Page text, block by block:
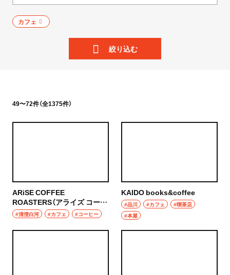
青森県
岩手県
山形県
福島県
守谷
取手
ニュース
喫茶・カフェ
コーヒー
ラーメン・つけ麺
ラーメン
カフェ
絞り込む
49〜72件（全1375件）
ARiSE COFFEE
ROASTERS（アライズ コーヒ
ー ロースターズ）
#清澄白河 #カフェ #コーヒー
KAIDO books&coffee
#品川 #カフェ
#喫茶店
#本屋